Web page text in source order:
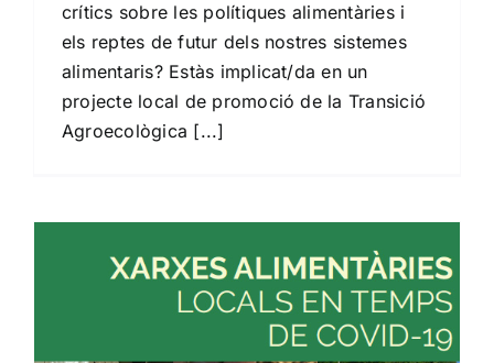
crítics sobre les polítiques alimentàries i
els reptes de futur dels nostres sistemes
alimentaris? Estàs implicat/da en un
projecte local de promoció de la Transició
Agroecològica [...]